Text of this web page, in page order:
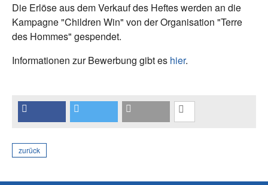
Die Erlöse aus dem Verkauf des Heftes werden an die
Kampagne "Children Win" von der Organisation "Terre
des Hommes" gespendet.
Informationen zur Bewerbung gibt es hier.
zurück